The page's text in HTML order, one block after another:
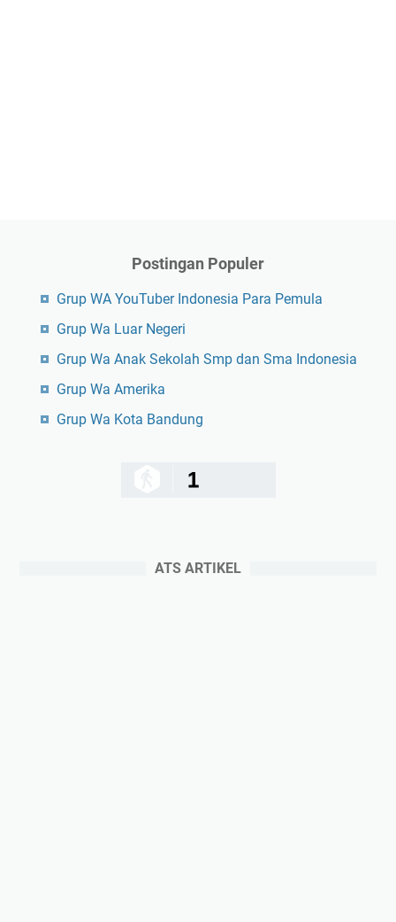
Postingan Populer
Grup WA YouTuber Indonesia Para Pemula
Grup Wa Luar Negeri
Grup Wa Anak Sekolah Smp dan Sma Indonesia
Grup Wa Amerika
Grup Wa Kota Bandung
1
ATS ARTIKEL